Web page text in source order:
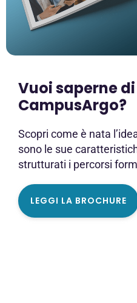
Vuoi saperne
CampusArgo?
Scopri come è nata
sono le sue
strutturati i percorsi
LEGGI LA BROCHURE